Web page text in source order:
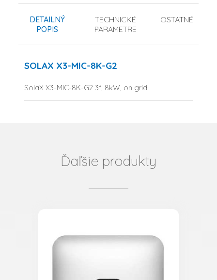
DETAILNÝ
POPIS
TECHNICKÉ
PARAMETRE
OSTATNÉ
SOLAX X3-MIC-8K-G2
SolaX X3-MIC-8K-G2 3f, 8kW, on grid
Ďaľšie produkty